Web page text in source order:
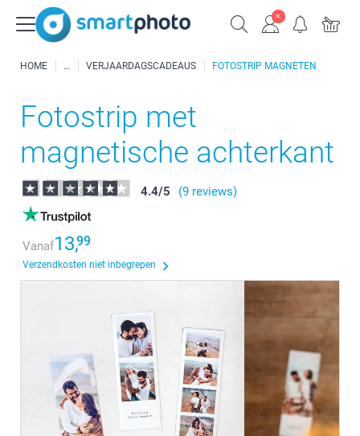
HOME VERJAARDAGSCADEAUS FOTOSTRIP MAGNETEN
Fotostrip met
magnetische achterkant
4.4/5 (9 reviews)
Vanaf13,99
Verzendkosten niet inbegrepen